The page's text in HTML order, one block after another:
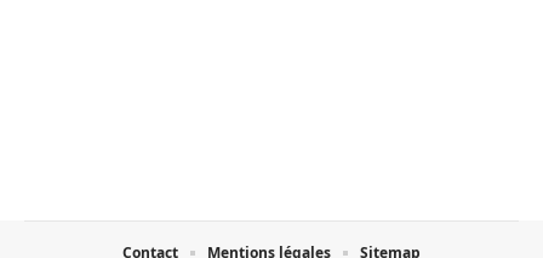
Contact Mentions légales Sitemap